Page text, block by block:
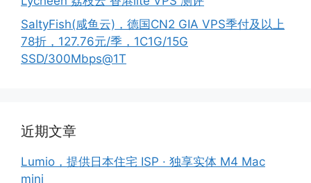
SaltyFish(咸鱼云)，德国CN2 GIA VPS季付及以上
78折，127.76元/季，1C1G/15G
SSD/300Mbps@1T
近期文章
Lumio，提供日本住宅 ISP · 独享实体 M4 Mac
mini